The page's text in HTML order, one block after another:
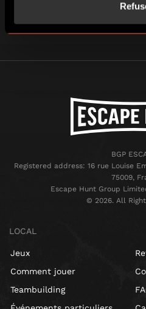
BGP
Registered address: 16 rue Louise
75009,
Escape Hunt Group
©️ 2026. All
LOCAL
Jeux
Comment jouer
Teambuilding